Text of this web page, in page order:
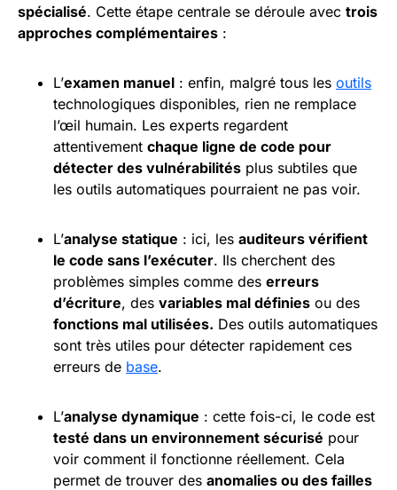
spécialisé. Cette étape centrale se déroule avec trois
approches complémentaires :
L’examen manuel : enfin, malgré tous les outils
technologiques disponibles, rien ne remplace
l’œil humain. Les experts regardent
attentivement chaque ligne de code pour
détecter des vulnérabilités plus subtiles que
les outils automatiques pourraient ne pas voir.
L’analyse statique : ici, les auditeurs vérifient
le code sans l’exécuter. Ils cherchent des
problèmes simples comme des erreurs
d’écriture, des variables mal définies ou des
fonctions mal utilisées. Des outils automatiques
sont très utiles pour détecter rapidement ces
erreurs de base.
L’analyse dynamique : cette fois-ci, le code est
testé dans un environnement sécurisé pour
voir comment il fonctionne réellement. Cela
permet de trouver des anomalies ou des failles